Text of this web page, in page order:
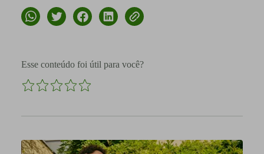
Esse conteúdo foi útil para você?